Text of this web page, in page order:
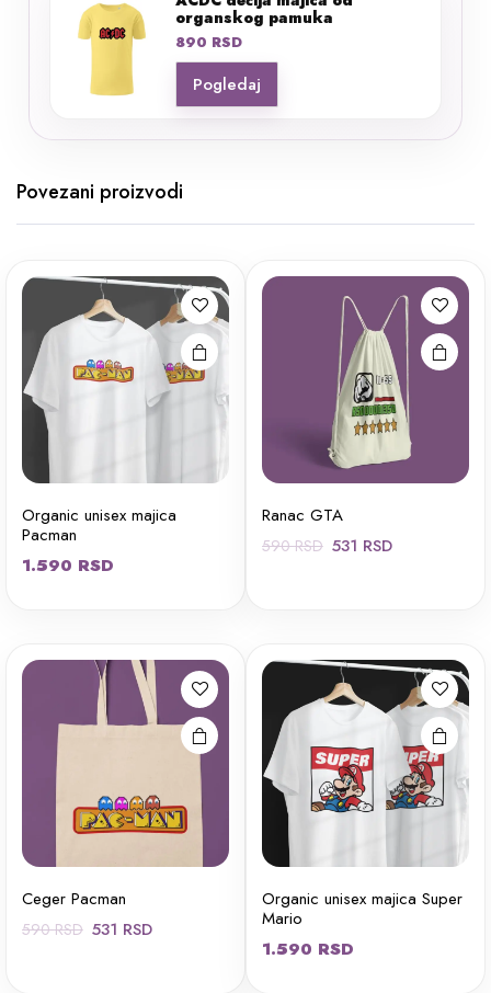
organskog pamuka
890 RSD
Pogledaj
Povezani proizvodi
Ovaj
Opcije
mogu biti
izabrane
na stranici
proizvoda.
Organic unisex majica
Pacman
1.590 RSD
Ranac GTA
590RSD Originalna
531 RSDTrenutna
Ceger Pacman
590RSD Originalna
531 RSDTrenutna
Opcije
mogu biti
izabrane
na stranici
proizvoda.
Organic unisex majica Super
Mario
1.590 RSD